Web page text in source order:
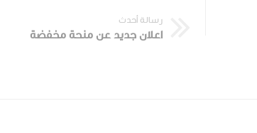
رسالة أحدث
اعلان جديد عن منحة مخفضة